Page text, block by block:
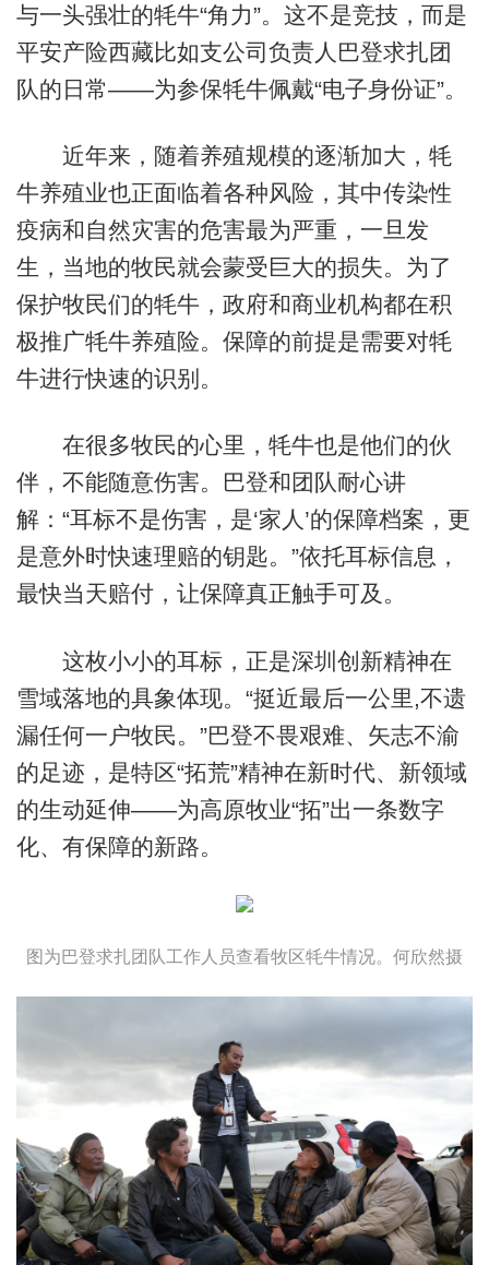
与一头强壮的牦牛“角力”。这不是竞技，而是
平安产险西藏比如支公司负责人巴登求扎团
队的日常——为参保牦牛佩戴“电子身份证”。
近年来，随着养殖规模的逐渐加大，牦
牛养殖业也正面临着各种风险，其中传染性
疫病和自然灾害的危害最为严重，一旦发
生，当地的牧民就会蒙受巨大的损失。为了
保护牧民们的牦牛，政府和商业机构都在积
极推广牦牛养殖险。保障的前提是需要对牦
牛进行快速的识别。
在很多牧民的心里，牦牛也是他们的伙
伴，不能随意伤害。巴登和团队耐心讲
解：“耳标不是伤害，是‘家人’的保障档案，更
是意外时快速理赔的钥匙。”依托耳标信息，
最快当天赔付，让保障真正触手可及。
这枚小小的耳标，正是深圳创新精神在
雪域落地的具象体现。“挺近最后一公里,不遗
漏任何一户牧民。”巴登不畏艰难、矢志不渝
的足迹，是特区“拓荒”精神在新时代、新领域
的生动延伸——为高原牧业“拓”出一条数字
化、有保障的新路。
图为巴登求扎团队工作人员查看牧区牦牛情况。何欣然摄